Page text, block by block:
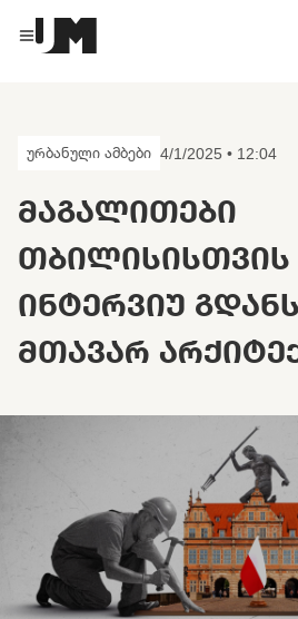
ურბანული ამბები 4/1/2025 • 12:04
ᲛᲐᲒᲐᲚᲘᲗᲔᲑᲘ
ᲘᲜᲢᲔᲠᲕᲘᲣ
ᲛᲗᲐᲕᲐᲠ